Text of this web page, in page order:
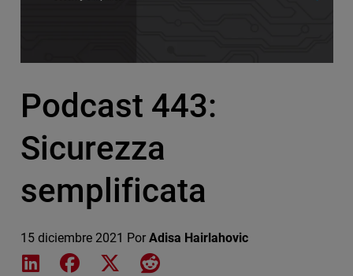
Podcast 443:
Sicurezza
semplificata
15 diciembre 2021 Por Adisa Hairlahovic
Share on LinkedIn
Share on Facebook
Share on XShare on Reddit